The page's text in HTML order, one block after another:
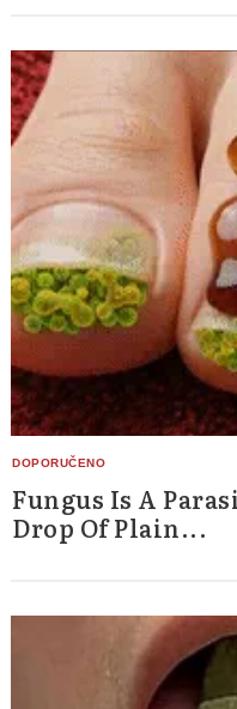
Fungus Is A
Drop Of Plain...